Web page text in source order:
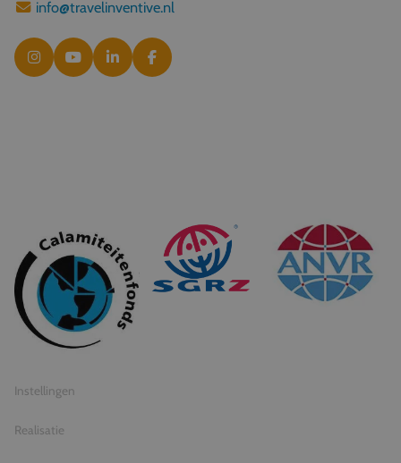
info@travelinventive.nl
© 2026 Travel Inventive
Algemene voorwaarden
Privacy statement
Instellingen
Realisatie